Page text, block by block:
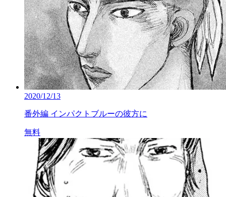
2020/12/13
番外編 インパクトブルーの彼方に
無料